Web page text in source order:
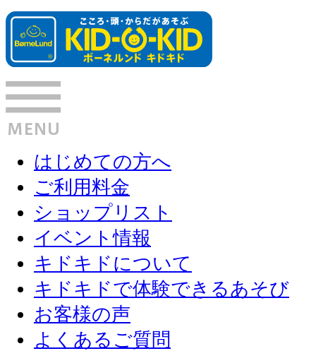
はじめての方へ
ご利用料金
ショップリスト
イベント情報
キドキドについて
キドキドで体験できるあそび
お客様の声
よくあるご質問